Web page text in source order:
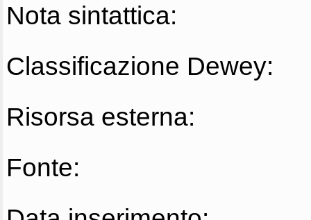
Nota sintattica:
Classificazione Dewey:
Risorsa esterna:
Fonte: